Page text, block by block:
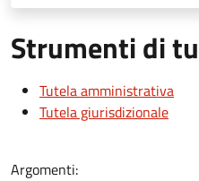
Strumenti di
Tutela amministrativa
Tutela giurisdizionale
Argomenti: